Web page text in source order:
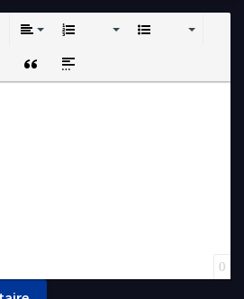
hidden text
Insert QuoteInsert spoiler
0